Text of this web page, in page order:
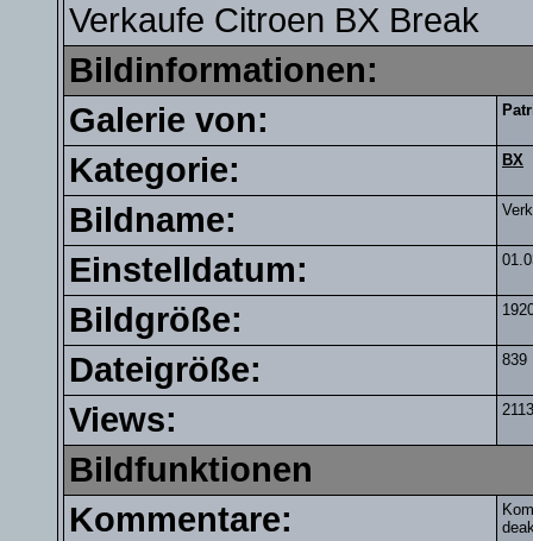
Verkaufe Citroen BX Break
Bildinformationen:
Galerie von:
Kategorie: BX
Bildname:
Einstelldatum:
Bildgröße:
Dateigröße: 839
Views:
Bildfunktionen
Kommentare: